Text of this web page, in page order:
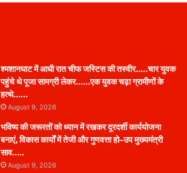
श्मशानघाट में आधी रात चीफ जस्टिस की तस्वीर…..चार युवक
पहुंचे थे पूजा सामग्री लेकर……एक युवक चढ़ा ग्रामीणों के
हत्थे……
August 9, 2026
भविष्य की जरूरतों को ध्यान में रखकर दूरदर्शी कार्ययोजना
बनाएं, विकास कार्यों में तेजी और गुणवत्ता हो–उप मुख्यमंत्री
साव…..
August 9, 2026